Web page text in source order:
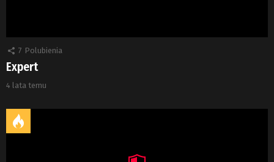
7 Polubienia
Expert
4 lata temu